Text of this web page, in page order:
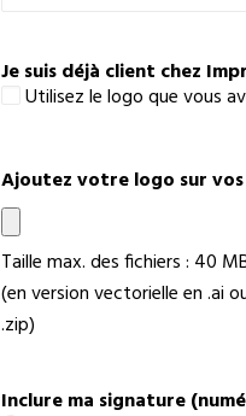
Je suis déjà client chez
Utilisez le logo que vous
Ajoutez votre logo sur
Taille max. des fichiers : 40
(en version vectorielle en .ai
.zip)
Inclure ma signature